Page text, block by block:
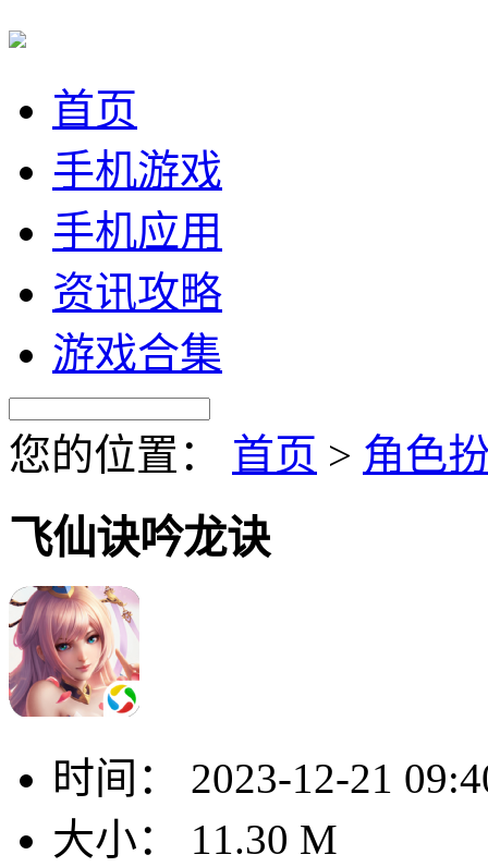
首页
手机游戏
手机应用
资讯攻略
游戏合集
您的位置： 首页 > 角色
飞仙诀吟龙诀
时间：
2023-12-21
大小：
11.30 M